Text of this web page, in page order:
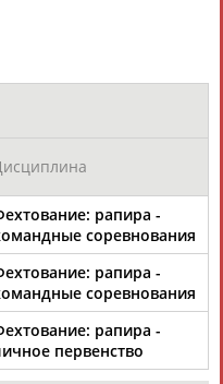
Назир
АБДУЛЛАЕВ
рапира -
соревнования
рапира -
соревнования
рапира -
первенство